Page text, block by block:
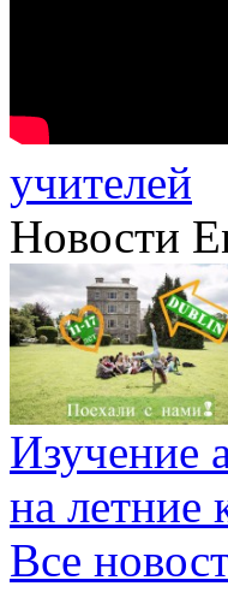
учителей
Новости
Изучение
на летние
Все